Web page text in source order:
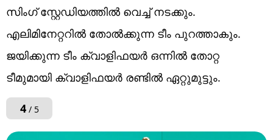
സിംഗ് സ്റ്റേഡിയത്തിൽ വെച്ച് നടക്കും.
എലിമിനേറ്ററില്‍ തോല്‍ക്കുന്ന ടീം പുറത്താകും.
ജയിക്കുന്ന ടീം ക്വാളിഫയര്‍ ഒന്നില്‍ തോറ്റ
ടീമുമായി ക്വാളിഫയര്‍ രണ്ടില്‍ ഏറ്റുമുട്ടും.
4/ 5